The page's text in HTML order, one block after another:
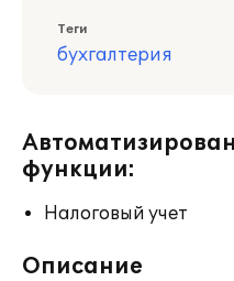
Теги
бухгалтерия
функции:
Налоговый учет
Описание